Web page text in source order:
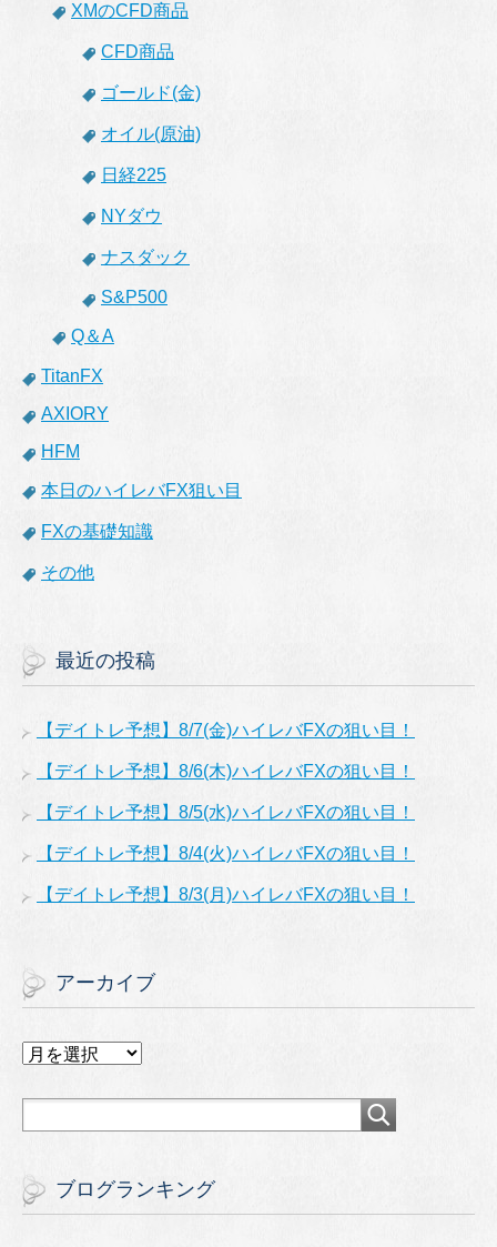
XMのCFD商品
CFD商品
ゴールド(金)
オイル(原油)
日経225
NYダウ
ナスダック
S&P500
Q＆A
TitanFX
AXIORY
HFM
本日のハイレバFX狙い目
FXの基礎知識
その他
最近の投稿
【デイトレ予想】8/7(金)ハイレバFXの狙い目！
【デイトレ予想】8/6(木)ハイレバFXの狙い目！
【デイトレ予想】8/5(水)ハイレバFXの狙い目！
【デイトレ予想】8/4(火)ハイレバFXの狙い目！
【デイトレ予想】8/3(月)ハイレバFXの狙い目！
アーカイブ
ア
カ
ブログランキング